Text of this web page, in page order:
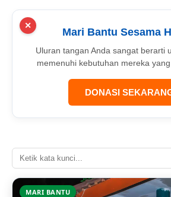
✕
Mari Bantu Sesama
Uluran tangan Anda sangat berarti
memenuhi kebutuhan mereka
DONASI
MARI BANTU